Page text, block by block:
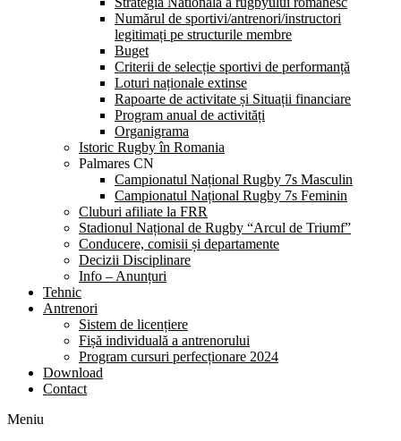
Numărul de sportivi/antrenori/instructori
legitimați pe structurile membre
Buget
Criterii de selecție sportivi de performanță
Loturi naționale extinse
Rapoarte de activitate și Situații financiare
Program anual de activități
Organigrama
Istoric Rugby în Romania
Palmares CN
Campionatul Național Rugby 7s Masculin
Campionatul Național Rugby 7s Feminin
Cluburi afiliate la FRR
Stadionul Național de Rugby “Arcul de Triumf”
Conducere, comisii și departamente
Decizii Disciplinare
Info – Anunțuri
Tehnic
Antrenori
Sistem de licențiere
Fișă individuală a antrenorului
Program cursuri perfecționare 2024
Download
Contact
Meniu